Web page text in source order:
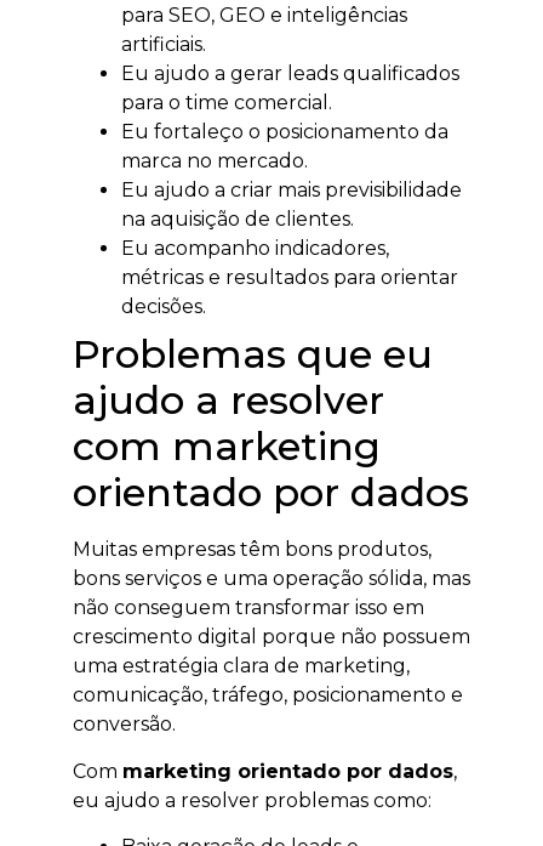
para SEO, GEO e inteligências
artificiais.
Eu ajudo a gerar leads qualificados
para o time comercial.
Eu fortaleço o posicionamento da
marca no mercado.
Eu ajudo a criar mais previsibilidade
na aquisição de clientes.
Eu acompanho indicadores,
métricas e resultados para orientar
decisões.
Problemas que eu
ajudo a resolver
com marketing
orientado por dados
Muitas empresas têm bons produtos,
bons serviços e uma operação sólida, mas
não conseguem transformar isso em
crescimento digital porque não possuem
uma estratégia clara de marketing,
comunicação, tráfego, posicionamento e
conversão.
Com marketing orientado por dados,
eu ajudo a resolver problemas como: